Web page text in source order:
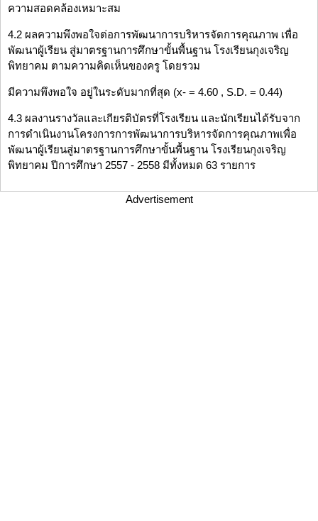
ความสอดคล้องเหมาะสม
4.2 ผลความพึงพอใจต่อการพัฒนาการบริหารจัดการคุณภาพ เพื่อ
พัฒนาผู้เรียน สู่มาตรฐานการศึกษาขั้นพื้นฐาน โรงเรียนกุงเจริญ
พิทยาคม ตามความคิดเห็นของครู โดยรวม
มีความพึงพอใจ อยู่ในระดับมากที่สุด (x- = 4.60 , S.D. = 0.44)
4.3 ผลงานรางวัลและเกียรติบัตรที่โรงเรียน และนักเรียนได้รับจาก
การดำเนินงานโครงการการพัฒนาการบริหารจัดการคุณภาพเพื่อ
พัฒนาผู้เรียนสู่มาตรฐานการศึกษาขั้นพื้นฐาน โรงเรียนกุงเจริญ
พิทยาคม ปีการศึกษา 2557 - 2558 มีทั้งหมด 63 รายการ
Advertisement